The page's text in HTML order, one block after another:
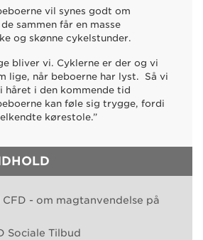
vil synes godt om
sammen får en masse
og skønne cykelstunder.
bliver vi. Cyklerne er der og vi
lige, når beboerne har lyst. Så vi
håret i den kommende tid
kan føle sig trygge, fordi
kørestole.”
- om magtanvendelse på
Sociale Tilbud